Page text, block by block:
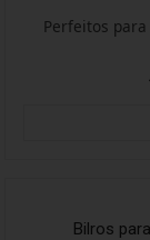
Perfeitos
Bilros